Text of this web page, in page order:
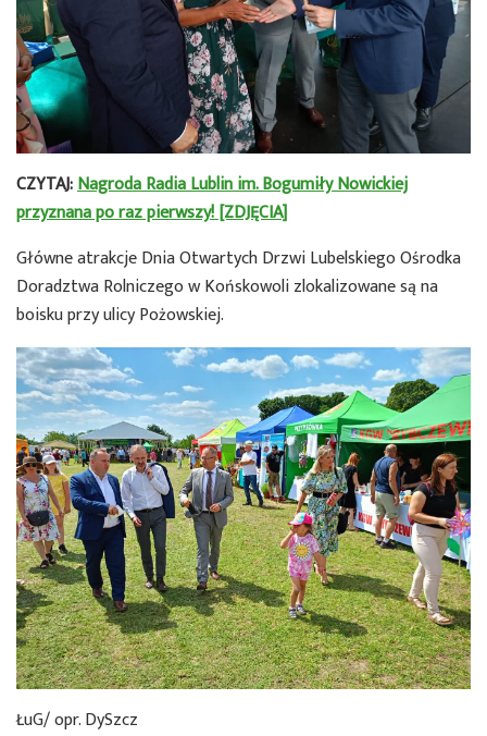
CZYTAJ:Nagroda Radia Lublin im. Bogumiły Nowickiej
przyznana po raz pierwszy! [ZDJĘCIA]
Główne atrakcje Dnia Otwartych Drzwi Lubelskiego Ośrodka
Doradztwa Rolniczego w Końskowoli zlokalizowane są na
boisku przy ulicy Pożowskiej.
ŁuG/ opr. DySzcz